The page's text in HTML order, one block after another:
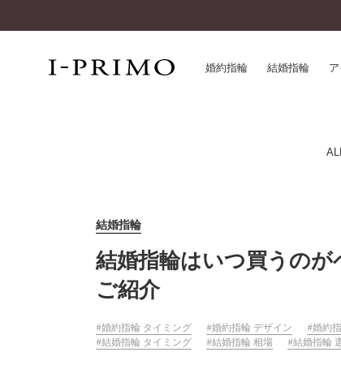
婚約指輪 結婚指輪
アニバーサリージュエリー一覧
コレクション
パーフェクトプロポーズリング
ダイヤモンドプロポーズ
婚約ネックレス
結婚指輪
結婚指輪はいつ買うの
ご紹介
婚約指輪 タイミング 婚約指輪 デザイン 婚約
結婚指輪 タイミング
結婚指輪 相場 結婚指輪